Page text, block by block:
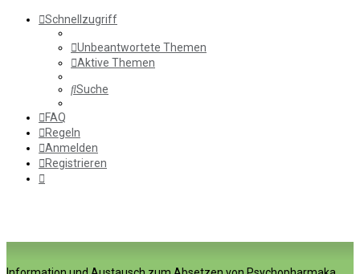
Schnellzugriff
Unbeantwortete Themen
Aktive Themen
Suche
FAQ
Regeln
Anmelden
Registrieren